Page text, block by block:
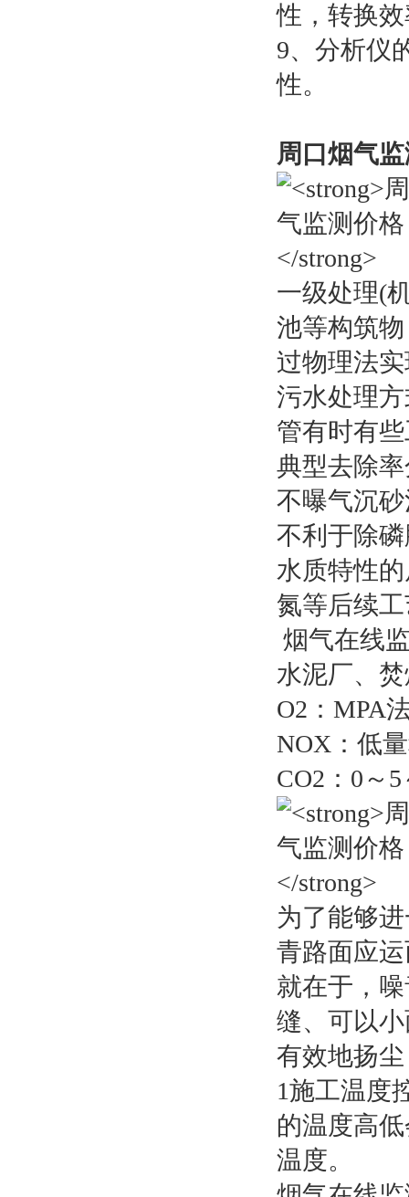
性，转换
9、分析仪
性。
周口烟气
一级处理(
池等构筑
过物理法
污水处理
管有时有
典型去除
不曝气沉
不利于除
水质特性
氮等后续
烟气在线
水泥厂、
O2：MPA
NOX：低
CO2：0～5
为了能够
青路面应
就在于，
缝、可以
有效地扬
1施工温度
的温度高
温度。